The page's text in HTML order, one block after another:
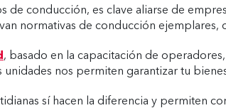
de conducción, es clave aliarse de
normativas de conducción ejemplares,
, basado en la capacitación de
unidades nos permiten garantizar tu
sí hacen la diferencia y permiten